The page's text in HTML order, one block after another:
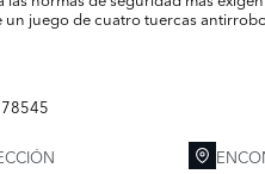
un juego de cuatro tuercas